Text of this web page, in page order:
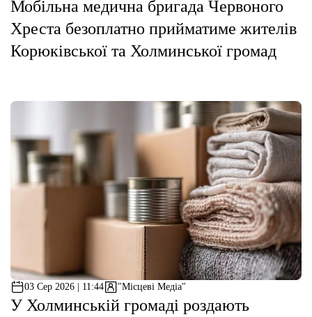
Мобільна медична бригада Червоного
Хреста безоплатно прийматиме жителів
Корюківської та Холминської громад
03 Сер 2026 | 11:44 "Місцеві Медіа"
У Холминській громаді роздають